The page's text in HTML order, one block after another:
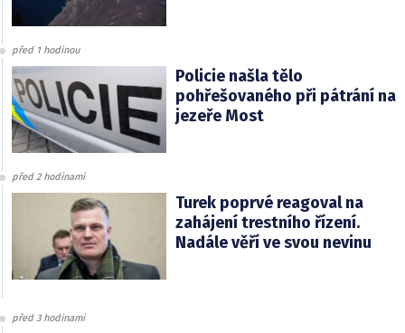
před 1 hodinou
Policie našla tělo
pohřešovaného při pátrání na
jezeře Most
před 2 hodinami
Turek poprvé reagoval na
zahájení trestního řízení.
Nadále věří ve svou nevinu
před 3 hodinami